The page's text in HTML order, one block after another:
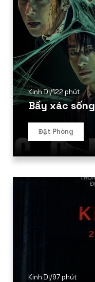
Kinh Dị/122 phút
Bầy xác sống
Đặt Phòng
Kinh Dị/97 phút